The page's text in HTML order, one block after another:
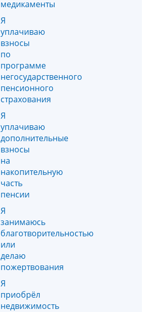
медикаменты
Я
уплачиваю
взносы
по
программе
негосударственного
пенсионного
страхования
Я
уплачиваю
дополнительные
взносы
на
накопительную
часть
пенсии
Я
занимаюсь
благотворительностью
или
делаю
пожертвования
Я
приобрёл
недвижимость